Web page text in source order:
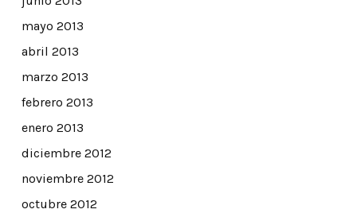
mayo 2013
abril 2013
marzo 2013
febrero 2013
enero 2013
diciembre 2012
noviembre 2012
octubre 2012